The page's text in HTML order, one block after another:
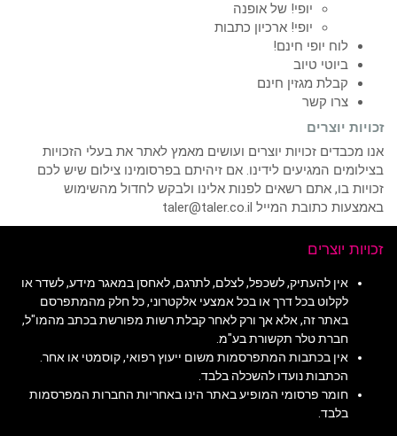
יופי! של אופנה
יופי! ארכיון כתבות
לוח יופי חינם!
ביוטי טיוב
קבלת מגזין חינם
צרו קשר
זכויות יוצרים
אנו מכבדים זכויות יוצרים ועושים מאמץ לאתר את בעלי הזכויות
בצילומים המגיעים לידינו. אם זיהיתם בפרסומינו צילום שיש לכם
זכויות בו, אתם רשאים לפנות אלינו ולבקש לחדול מהשימוש
באמצעות כתובת המייל taler@taler.co.il
זכויות יוצרים
אין להעתיק, לשכפל, לצלם, לתרגם, לאחסן במאגר מידע, לשדר או
לקלוט בכל דרך או בכל אמצעי אלקטרוני, כל חלק מהמתפרסם
באתר זה, אלא אך ורק לאחר קבלת רשות מפורשת בכתב מהמו"ל,
חברת טלר תקשורת בע"מ.
אין בכתבות המתפרסמות משום ייעוץ רפואי, קוסמטי או אחר.
הכתבות נועדו להשכלה בלבד.
חומר פרסומי המופיע באתר הינו באחריות החברות המפרסמות
בלבד.